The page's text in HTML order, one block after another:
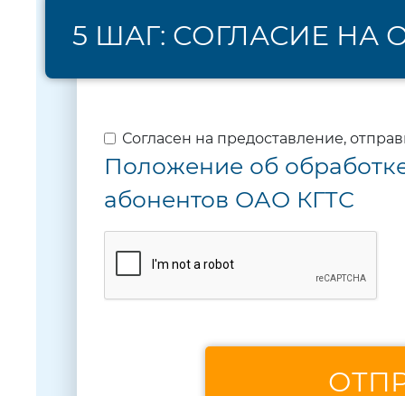
5 ШАГ: СОГЛАСИЕ НА
Согласен на предоставление,
Положение об
абонентов ОАО КГТС